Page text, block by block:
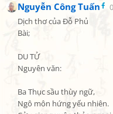
Nguyễn Công Tuấn
Dịch thơ của Đỗ Phủ
Bài;
DU TỬ
Nguyên văn:
Ba Thục sầu thùy ngữ,
Ngô môn hứng yếu nhiên.